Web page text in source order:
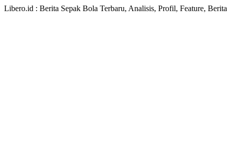
Libero.id : Berita Sepak Bola Terbaru, Analisis, Profil, Feature,